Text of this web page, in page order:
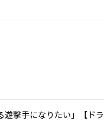
遊撃手になりたい」【ドラ